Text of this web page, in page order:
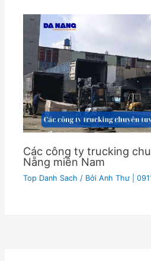
Các công ty trucking
Nẵng miền Nam
Top Danh Sach / BởiAnh Thư |